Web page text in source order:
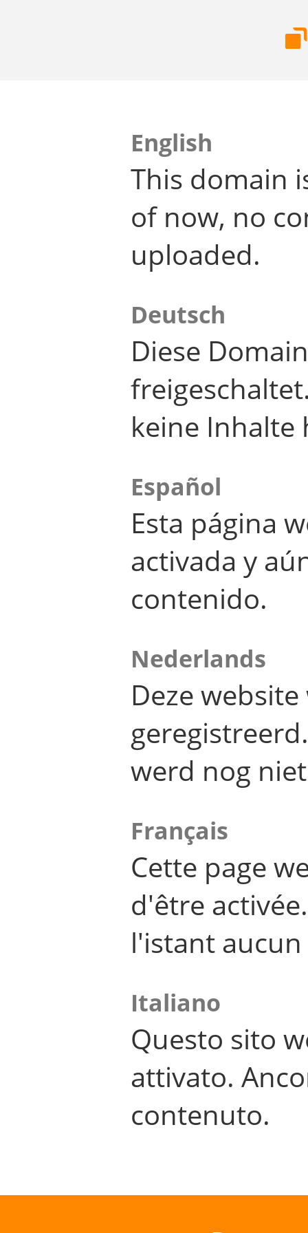
English
This domain
of now, no
uploaded.
Deutsch
Diese
keine Inhalte
Español
Esta página
activada y
contenido.
Nederlands
Deze
werd nog
Français
Cette page
d'être
l'istant
Italiano
Questo sito
attivato.
contenuto.